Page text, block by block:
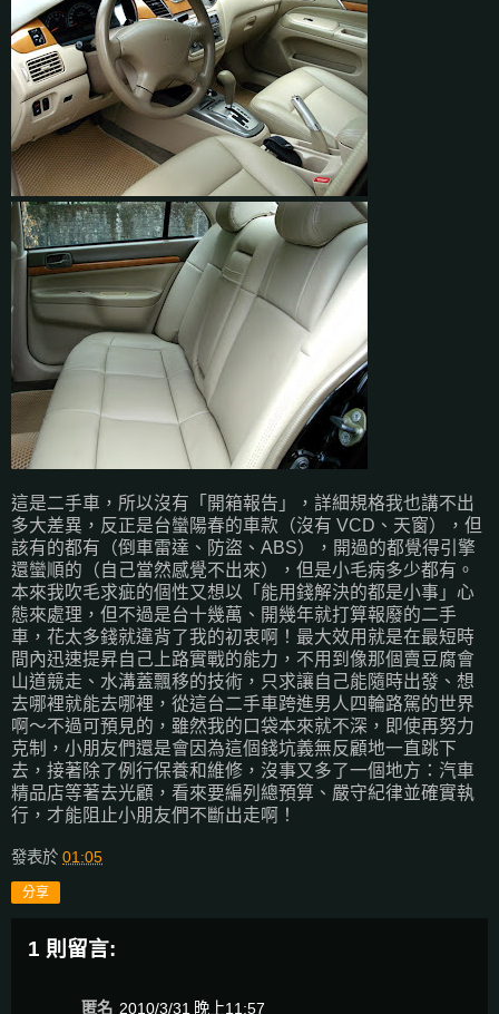
這是二手車，所以沒有「開箱報告」，詳細規格我也講不出
多大差異，反正是台蠻陽春的車款（沒有 VCD、天窗），但
該有的都有（倒車雷達、防盜、ABS），開過的都覺得引擎
還蠻順的（自己當然感覺不出來），但是小毛病多少都有。
本來我吹毛求疵的個性又想以「能用錢解決的都是小事」心
態來處理，但不過是台十幾萬、開幾年就打算報廢的二手
車，花太多錢就違背了我的初衷啊！最大效用就是在最短時
間內迅速提昇自己上路實戰的能力，不用到像那個賣豆腐會
山道競走、水溝蓋飄移的技術，只求讓自己能隨時出發、想
去哪裡就能去哪裡，從這台二手車跨進男人四輪路駕的世界
啊～不過可預見的，雖然我的口袋本來就不深，即使再努力
克制，小朋友們還是會因為這個錢坑義無反顧地一直跳下
去，接著除了例行保養和維修，沒事又多了一個地方：汽車
精品店等著去光顧，看來要編列總預算、嚴守紀律並確實執
行，才能阻止小朋友們不斷出走啊！
發表於 01:05
分享
1 則留言:
匿名 2010/3/31 晚上11:57